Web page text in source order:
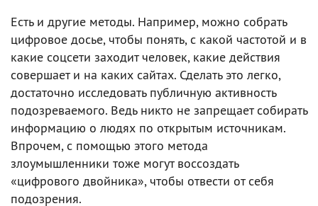
Есть и другие методы. Например, можно собрать
цифровое досье, чтобы понять, с какой частотой и в
какие соцсети заходит человек, какие действия
совершает и на каких сайтах. Сделать это легко,
достаточно исследовать публичную активность
подозреваемого. Ведь никто не запрещает собирать
информацию о людях по открытым источникам.
Впрочем, с помощью этого метода
злоумышленники тоже могут воссоздать
«цифрового двойника», чтобы отвести от себя
подозрения.